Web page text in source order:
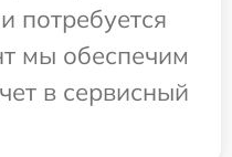
потребуется
мы обеспечим
в сервисный